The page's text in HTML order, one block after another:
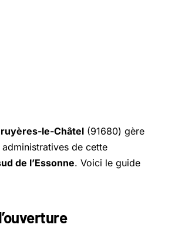
le-Châtel (91680) gère
de cette
de l’Essonne. Voici le guide